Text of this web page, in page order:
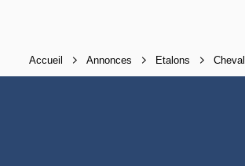
Accueil Annonces Etalons Cheval